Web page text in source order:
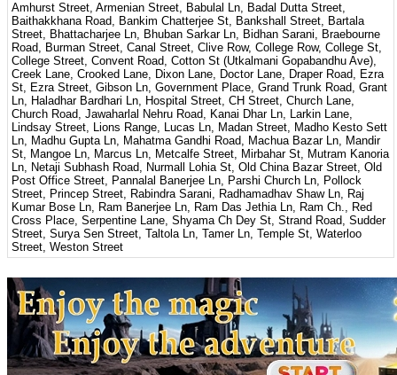
Amhurst Street, Armenian Street, Babulal Ln, Badal Dutta Street,
Baithakkhana Road, Bankim Chatterjee St, Bankshall Street, Bartala
Street, Bhattacharjee Ln, Bhuban Sarkar Ln, Bidhan Sarani, Braebourne
Road, Burman Street, Canal Street, Clive Row, College Row, College St,
College Street, Convent Road, Cotton St (Utkalmani Gopabandhu Ave),
Creek Lane, Crooked Lane, Dixon Lane, Doctor Lane, Draper Road, Ezra
St, Ezra Street, Gibson Ln, Government Place, Grand Trunk Road, Grant
Ln, Haladhar Bardhari Ln, Hospital Street, CH Street, Church Lane,
Church Road, Jawaharlal Nehru Road, Kanai Dhar Ln, Larkin Lane,
Lindsay Street, Lions Range, Lucas Ln, Madan Street, Madho Kesto Sett
Ln, Madhu Gupta Ln, Mahatma Gandhi Road, Machua Bazar Ln, Mandir
St, Mangoe Ln, Marcus Ln, Metcalfe Street, Mirbahar St, Mutram Kanoria
Ln, Netaji Subhash Road, Nurmall Lohia St, Old China Bazar Street, Old
Post Office Street, Pannalal Banerjee Ln, Parshi Church Ln, Pollock
Street, Princep Street, Rabindra Sarani, Radhamadhav Shaw Ln, Raj
Kumar Bose Ln, Ram Banerjee Ln, Ram Das Jethia Ln, Ram Ch., Red
Cross Place, Serpentine Lane, Shyama Ch Dey St, Strand Road, Sudder
Street, Surya Sen Street, Taltola Ln, Tamer Ln, Temple St, Waterloo
Street, Weston Street